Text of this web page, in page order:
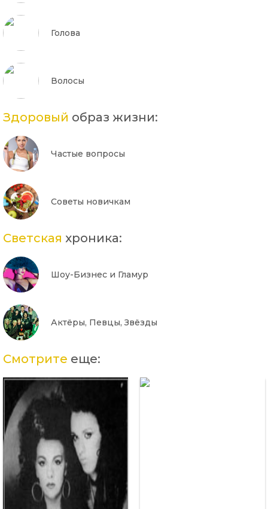
Голова
Волосы
Здоровый образ жизни:
Частые вопросы
Советы новичкам
Светская хроника:
Шоу-Бизнес и Гламур
Актёры, Певцы, Звёзды
Смотрите еще: